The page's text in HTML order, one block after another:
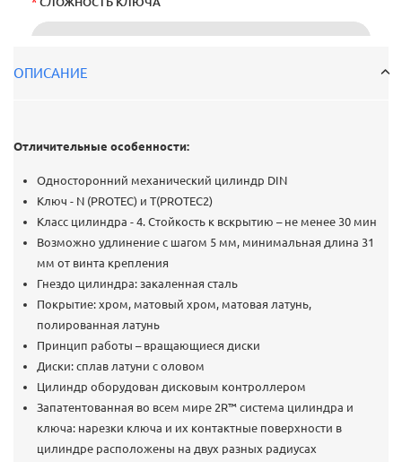
КУПИТЬ В ОДИН КЛИК
ОПИСАНИЕ
Отличительные особенности:
Односторонний механический цилиндр DIN
Ключ - N (PROTEC) и T(PROTEC2)
Класс цилиндра - 4. Стойкость к вскрытию – не менее 30 мин
Возможно удлинение с шагом 5 мм, минимальная длина 31
мм от винта крепления
Гнездо цилиндра: закаленная сталь
Покрытие: хром, матовый хром, матовая латунь,
полированная латунь
Принцип работы – вращающиеся диски
Диски: сплав латуни с оловом
Цилиндр оборудован дисковым контроллером
Запатентованная во всем мире 2R™ система цилиндра и
ключа: нарезки ключа и их контактные поверхности в
цилиндре расположены на двух разных радиусах